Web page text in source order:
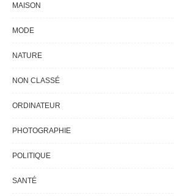
MAISON
MODE
NATURE
NON CLASSÉ
ORDINATEUR
PHOTOGRAPHIE
POLITIQUE
SANTÉ